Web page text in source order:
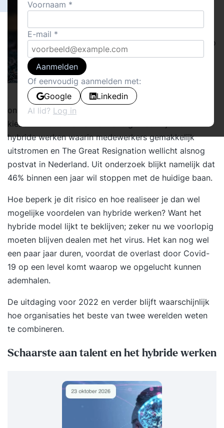
op
kanto
or is,
onbewust toch anders dan personeelsleden die ervoor
kiezen thuis te werken. Onhandig in een tijd van
hybride werken waarin medewerkers gemakkelijk
uitstromen en The Great Resignation wellicht alsnog
postvat in Nederland. Uit onderzoek blijkt namelijk dat
46% binnen een jaar wil stoppen met de huidige baan.
Hoe beperk je dit risico en hoe realiseer je dan wel
mogelijke voordelen van hybride werken? Want het
hybride model lijkt te beklijven; zeker nu we voorlopig
moeten blijven dealen met het virus. Het kan nog wel
een paar jaar duren, voordat de overlast door Covid-
19 op een level komt waarop we opgelucht kunnen
ademhalen.
De uitdaging voor 2022 en verder blijft waarschijnlijk
hoe organisaties het beste van twee werelden weten
te combineren.
Schaarste aan talent en het hybride werken
Voornaam
E-mail
Aanmelden
Of eenvoudig aanmelden met:
Google
Linkedin
Al lid? Log in